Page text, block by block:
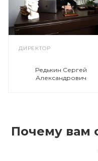
ДИРЕКТОР
Редькин Сергей
Александрович
Почему вам